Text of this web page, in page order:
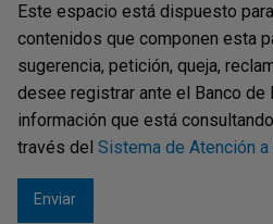
Presentación Informe
Monetaria - Junio de
Publicación |VIERNES, 5 DE AGOSTO DE
Presentación del Informe de
en Bogotá, a cargo de José
Este espacio está dispuesto
contenidos que componen esta
sugerencia, petición, queja,
desee registrar ante el Banco de
información que está
través del Sistema de Atención a